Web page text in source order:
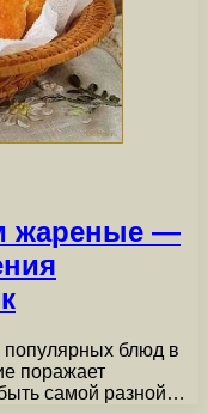
жареные —
блюд в
поражает
самой разной…